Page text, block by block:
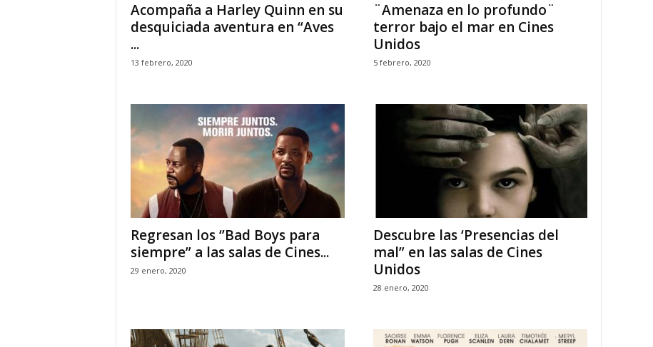
Acompaña a Harley Quinn en su
desquiciada aventura en “Aves
...
13 febrero, 2020
¨Amenaza en lo profundo¨
terror bajo el mar en Cines
Unidos
5 febrero, 2020
Regresan los ‘’Bad Boys para
siempre” a las salas de Cines...
29 enero, 2020
Descubre las ‘Presencias del
mal” en las salas de Cines
Unidos
28 enero, 2020